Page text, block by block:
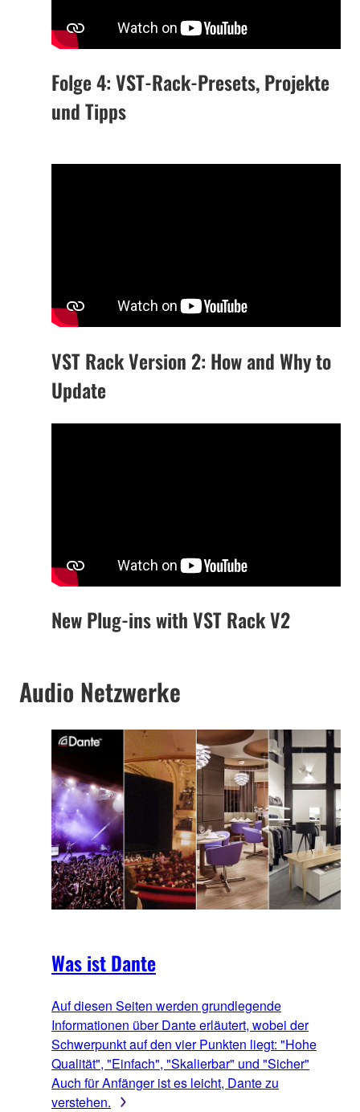
Folge 4: VST-Rack-Presets, Projekte
und Tipps
VST Rack Version 2: How and Why to
Update
New Plug-ins with VST Rack V2
Audio Netzwerke
Was ist Dante
Auf diesen Seiten werden grundlegende
Informationen über Dante erläutert, wobei der
Schwerpunkt auf den vier Punkten liegt: "Hohe
Qualität", "Einfach", "Skalierbar" und "Sicher"
Auch für Anfänger ist es leicht, Dante zu
verstehen.